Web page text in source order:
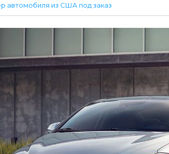
автомобиля из США под заказ